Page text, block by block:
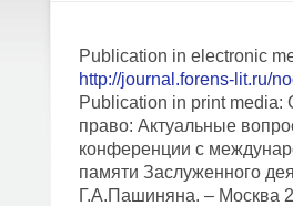
Publication in electronic
http://journal.forens-lit.ru/
Publication in print media:
право: Актуальные
конференции с
памяти Заслуженного
Г.А.Пашиняна. – Москва